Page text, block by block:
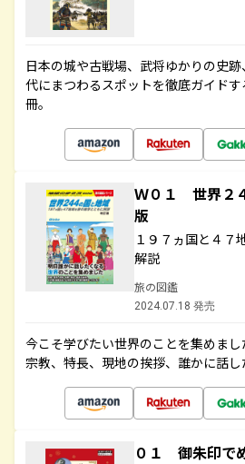
日本の城や古戦場、武将ゆかりの史
代にまつわるスポットを徹底ガイド
冊。
Ｗ０１ 世界２
版
１９７ヵ国と４７
解説
旅の図鑑
2024.07.18 発売
今こそ学びたい世界のことを集めまし
宗教、特長、現地の挨拶、誰かに話し
０１ 御朱印で